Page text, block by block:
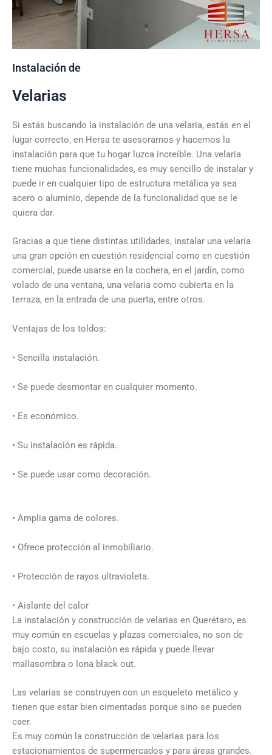
Instalación de
Velarias
Si estás buscando la instalación de una velaria, estás en el
lugar correcto, en Hersa te asesoramos y hacemos la
instalación para que tu hogar luzca increíble. Una velaria
tiene muchas funcionalidades, es muy sencillo de instalar y
puede ir en cualquier tipo de estructura metálica ya sea
acero o aluminio, depende de la funcionalidad que se le
quiera dar.
Gracias a que tiene distintas utilidades, instalar una velaria
una gran opción en cuestión residencial como en cuestión
comercial, puede usarse en la cochera, en el jardín, como
volado de una ventana, una velaria como cubierta en la
terraza, en la entrada de una puerta, entre otros.
Ventajas de los toldos:
• Sencilla instalación.
• Se puede desmontar en cualquier momento.
• Es económico.
• Su instalación es rápida.
• Se puede usar como decoración.
• Amplia gama de colores.
• Ofrece protección al inmobiliario.
• Protección de rayos ultravioleta.
• Aislante del calor
La instalación y construcción de velarias en Querétaro, es
muy común en escuelas y plazas comerciales, no son de
bajo costo, su instalación es rápida y puede llevar
mallasombra o lona black out.
Las velarias se construyen con un esqueleto metálico y
tienen que estar bien cimentadas porque sino se pueden
caer.
Es muy común la construcción de velarias para los
estacionamientos de supermercados y para áreas grandes.